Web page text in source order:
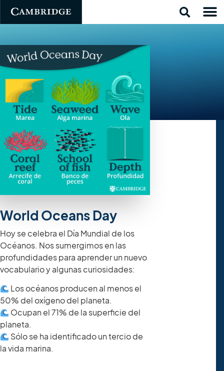
World Oceans Day
Hoy se celebra el Día Mundial de los
Océanos. Nos sumergimos en las
profundidades para aprender un nuevo
vocabulario y algunas curiosidades:
Los océanos producen al menos el
50% del oxígeno del planeta.
Ocupan el 71% de la superficie del
planeta.
Sólo se ha identificado un tercio de
la vida marina.